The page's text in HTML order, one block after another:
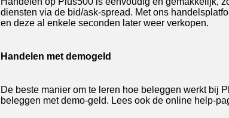
diensten via de bid/ask-spread. Met ons
en deze al enkele seconden later weer verkopen.
Handelen met demogeld
De beste manier om te leren hoe beleggen werkt bij
beleggen met demo-geld. Lees ook de online help-